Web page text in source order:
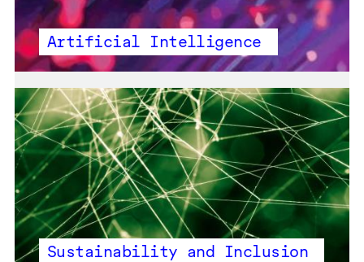
Artificial Intelligence
Sustainability and Inclusion